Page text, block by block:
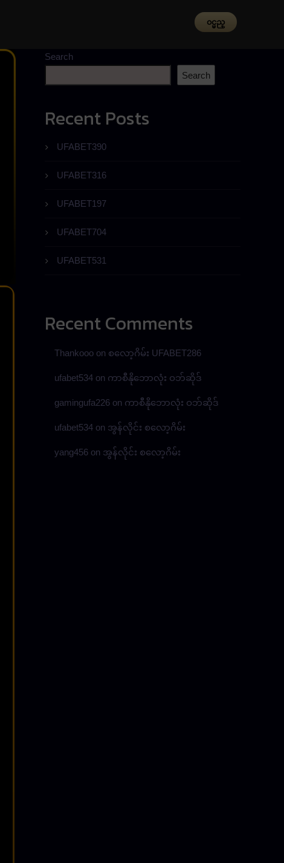
၀င္မည္
Search
Search
Recent Posts
UFABET390
UFABET316
UFABET197
UFABET704
UFABET531
Recent Comments
Thankooo on စလော့ဂိမ်း UFABET286
ufabet534 on ကာစီနိုဘောလုံး ဝဘ်ဆိုဒ်
gamingufa226 on ကာစီနိုဘောလုံး ဝဘ်ဆိုဒ်
ufabet534 on အွန်လိုင်း စလော့ဂိမ်း
yang456 on အွန်လိုင်း စလော့ဂိမ်း